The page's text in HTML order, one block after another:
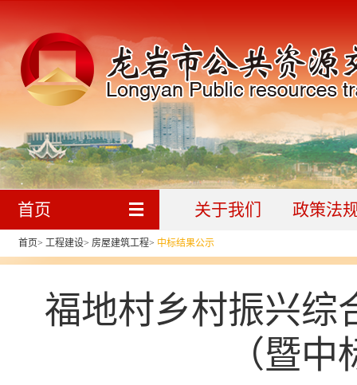
首页 关于我们 政策法
首页> 工程建设> 房屋建筑工程> 中标结果公示
福地村乡村振兴综
（暨